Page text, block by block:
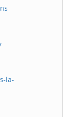
la-